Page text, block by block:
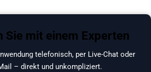
Sie mit einem Experten
telefonisch, per Live-Chat oder
– direkt und unkompliziert.